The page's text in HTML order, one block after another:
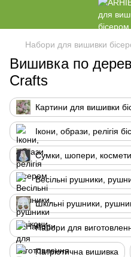
Набори для вишивки
Вишивка по
Crafts
Картини для вишивки
Ікони, образи, релігія
Сумки, шопери,
Весільні рушники,
Шкільні рушники,
Набори для
Патріотична вишивка